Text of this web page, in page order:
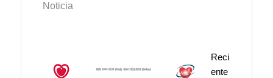
Noticia
Reci
ente